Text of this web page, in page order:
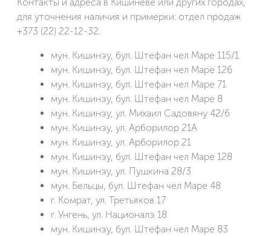
для уточнения наличия и примерки: отдел продаж
+373 (22) 22-12-32.
мун. Кишинэу, бул. Штефан чел Маре 115/1
мун. Кишинэу, бул. Штефан чел Маре 126
мун. Кишинэу, бул. Штефан чел Маре 71
мун. Кишинэу, бул. Штефан чел Маре 8
мун. Кишинэу, ул. Михаил Садовяну 42/6
мун. Кишинэу, ул. Арборилор 21А
мун. Кишинэу, ул. Арборилор 21
мун. Кишинэу, бул. Штефан чел Маре 128
мун. Кишинэу, ул. Пушкина 28/3
мун. Бельцы, бул. Штефан чел Маре 48
г. Комрат, ул. Третьяков 17
г. Унгень, ул. Националэ 18
мун. Кишинэу, бул. Штефан чел Маре 83